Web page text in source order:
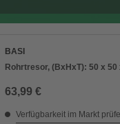
BASI
Rohrtresor, (BxHxT): 50 x 50
63,99 €
Verfügbarkeit im Markt